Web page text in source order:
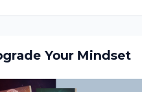
Your Mindset